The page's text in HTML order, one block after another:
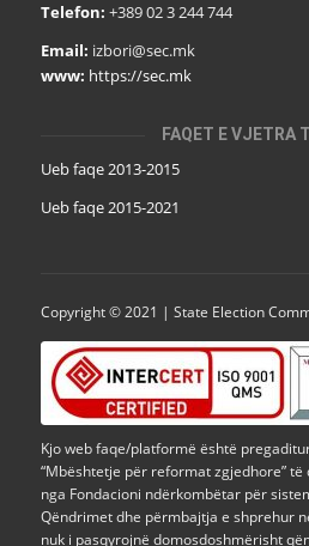
Telefon: +389 02 3 244 744
Email: izbori@sec.mk
www: https://sec.mk
FAQET E VJETRA
Ueb faqe 2013-2015
Ueb faqe 2015-2021
Copyright © 2021 | State Election
Kjo web faqe/platformë është
“Mbështetje për reformat zgjedhore”
nga Fondacioni ndërkombëtar për
Qëndrimet dhe përmbajtja e shprehur
nuk i pasqyrojnë domosdoshmërisht